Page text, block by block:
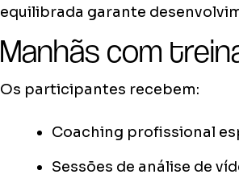
equilibrada garante
Manhãs com
Os participantes recebem:
Coaching profissional
Sessões de análise de